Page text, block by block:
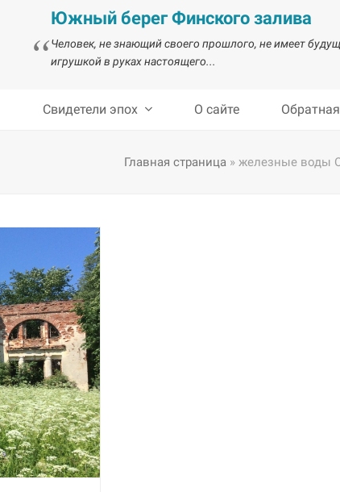
Южный берег Финского залива
Человек, не знающий своего прошлого, не имеет
игрушкой в руках настоящего...
Свидетели эпох О сайте
Главная страница » железные воды